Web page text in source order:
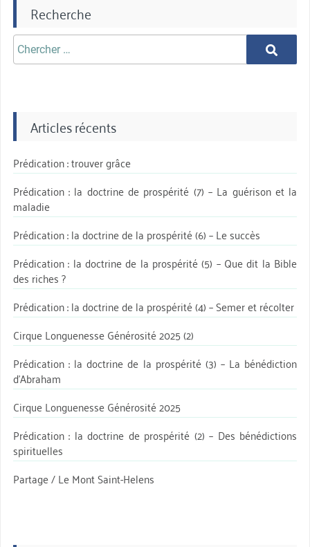
Recherche
Chercher
aprè:
Chercher
Articles récents
Prédication : trouver grâce
Prédication : la doctrine de prospérité (7) – La guérison et la
maladie
Prédication : la doctrine de la prospérité (6) – Le succès
Prédication : la doctrine de la prospérité (5) – Que dit la Bible
des riches ?
Prédication : la doctrine de la prospérité (4) – Semer et récolter
Cirque Longuenesse Générosité 2025 (2)
Prédication : la doctrine de la prospérité (3) – La bénédiction
d’Abraham
Cirque Longuenesse Générosité 2025
Prédication : la doctrine de prospérité (2) – Des bénédictions
spirituelles
Partage / Le Mont Saint-Helens